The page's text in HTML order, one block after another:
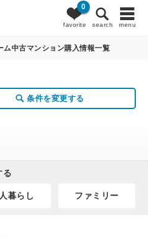
favorite
0
search menu
条件変更
中古マンション購入情報一覧
条件を変更する
る
暮らし ファミリー